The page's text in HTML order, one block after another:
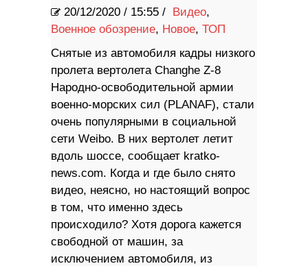
20/12/2020 / 15:55 / Видео,
Военное обозрение, Новое, ТОП
Снятые из автомобиля кадры низкого
пролета вертолета Changhe Z-8
Народно-освободительной армии
военно-морских сил (PLANAF), стали
очень популярными в социальной
сети Weibo. В них вертолет летит
вдоль шоссе, сообщает kratko-
news.com. Когда и где было снято
видео, неясно, но настоящий вопрос
в том, что именно здесь
происходило? Хотя дорога кажется
свободной от машин, за
исключением автомобиля, из